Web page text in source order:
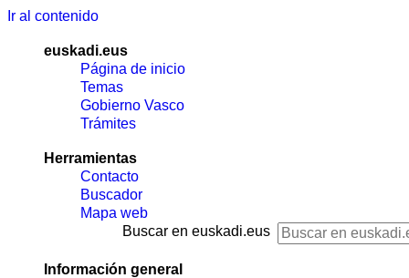
Ir al contenido
euskadi.eus
Página de inicio
Temas
Gobierno Vasco
Trámites
Herramientas
Contacto
Buscador
Mapa web
Buscar en euskadi.eus
Información general